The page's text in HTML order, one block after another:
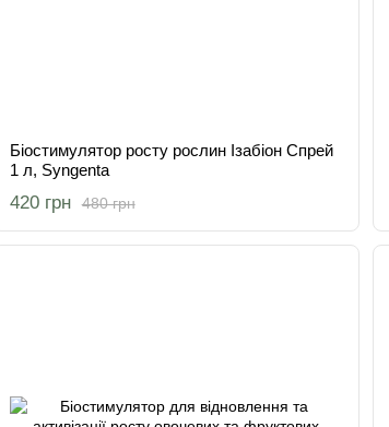
Біостимулятор росту рослин Ізабіон Спрей
1 л, Syngenta
480 грн
420 грн